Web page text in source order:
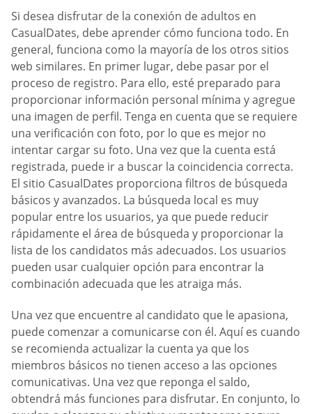
Si desea disfrutar de la conexión de adultos en
CasualDates, debe aprender cómo funciona todo. En
general, funciona como la mayoría de los otros sitios
web similares. En primer lugar, debe pasar por el
proceso de registro. Para ello, esté preparado para
proporcionar información personal mínima y agregue
una imagen de perfil. Tenga en cuenta que se requiere
una verificación con foto, por lo que es mejor no
intentar cargar su foto. Una vez que la cuenta está
registrada, puede ir a buscar la coincidencia correcta.
El sitio CasualDates proporciona filtros de búsqueda
básicos y avanzados. La búsqueda local es muy
popular entre los usuarios, ya que puede reducir
rápidamente el área de búsqueda y proporcionar la
lista de los candidatos más adecuados. Los usuarios
pueden usar cualquier opción para encontrar la
combinación adecuada que les atraiga más.
Una vez que encuentre al candidato que le apasiona,
puede comenzar a comunicarse con él. Aquí es cuando
se recomienda actualizar la cuenta ya que los
miembros básicos no tienen acceso a las opciones
comunicativas. Una vez que reponga el saldo,
obtendrá más funciones para disfrutar. En conjunto, lo